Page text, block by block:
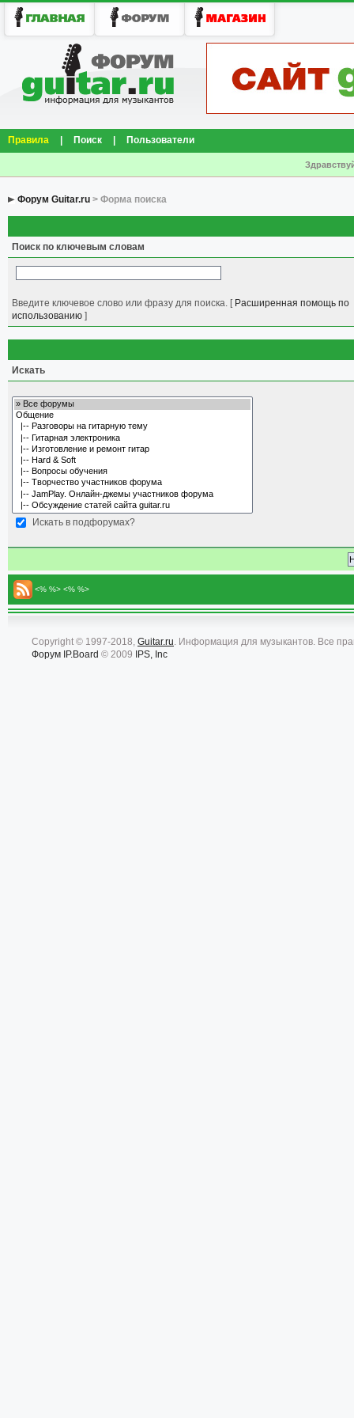
Правила Поиск Пользователи
Форум Guitar.ru > Форма поиска
Поиск по ключевым словам
Введите ключевое слово или фразу для поиска. [ Расширенная помощь по
использованию ]
Искать
Искать в подфорумах?
<% %> <% %>
Copyright © 1997-2018, Guitar.ru. Информация для музыкантов. Все
Форум IP.Board © 2009 IPS, Inc